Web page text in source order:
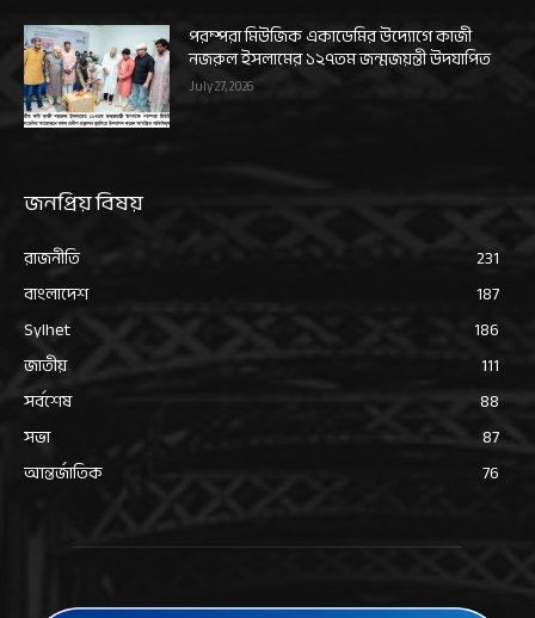
পরম্পরা মিউজিক একাডেমির উদ্যোগে কাজী
নজরুল ইসলামের ১২৭তম জন্মজয়ন্তী উদযাপিত
July 27, 2026
জনপ্রিয় বিষয়
রাজনীতি
231
বাংলাদেশ
187
Sylhet
186
জাতীয়
111
সর্বশেষ
88
সভা
87
আন্তর্জাতিক
76